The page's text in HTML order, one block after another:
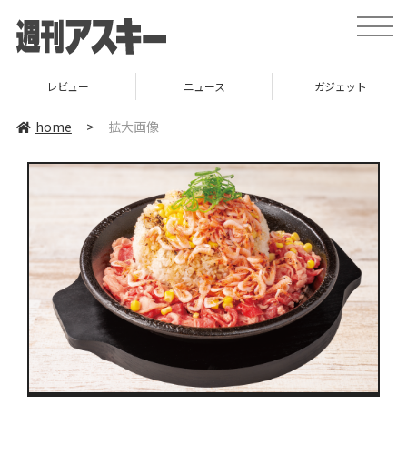
toggle
レビュー ニュース ガジェット
home > 拡大画像